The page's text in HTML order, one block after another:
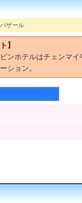
ザール
】
ンホテルはチェンマ
ション。